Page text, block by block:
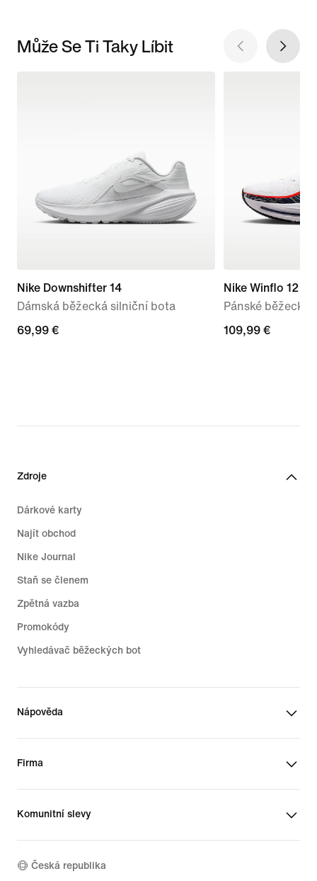
Může Se Ti Taky Líbit
Nike Downshifter 14
Dámská běžecká silniční bota
69,99 €
69,99 €
Nike Winflo 12
Pánské běžecké
109,99 €
109,99 €
Zdroje
Dárkové karty
Najít obchod
Nike Journal
Staň se členem
Zpětná vazba
Promokódy
Vyhledávač běžeckých bot
Nápověda
Firma
Komunitní slevy
Česká republika